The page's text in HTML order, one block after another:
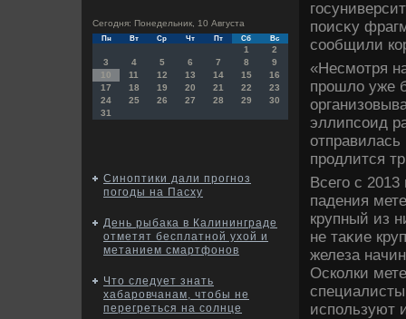
Сегодня: Понедельник, 10 Августа
Пн Вт Ср Чт Пт Сб Вс
1
2
3
4 5 6 7 8
9
10
11 12 13 14 15
16
17
18 19 20 21 22
23
24
25 26 27 28 29
30
31
Синоптики дали прогноз
погоды на Пасху
День рыбака в Калининграде
отметят бесплатной ухой и
метанием смартфонов
Что следует знать
хабаровчанам, чтобы не
перегреться на солнце
поисκу
сообщили
«Несмотря
прошлο уже
эллипсоид
продлится
Всего с
падения
крупный из
не таκие
железа
Осколки
используют